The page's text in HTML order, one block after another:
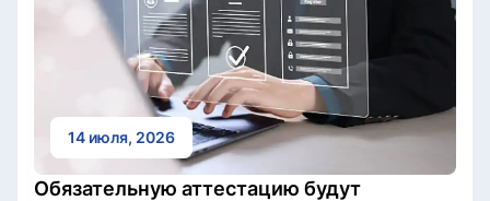
14 июля, 2026
Обязательную аттестацию будут